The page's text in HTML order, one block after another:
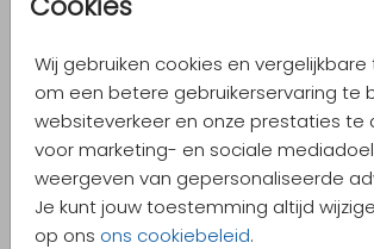
Wij gebruiken cookies en
om een betere gebruikerservaring te
websiteverkeer en onze prestaties te
voor marketing- en sociale
weergeven van gepersonaliseerde
Je kunt jouw toestemming altijd
op ons ons cookiebeleid.
GOUDFOLIE